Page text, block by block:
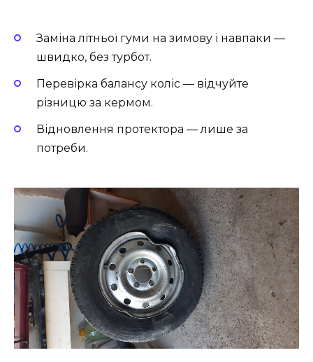
Заміна літньої гуми на зимову і навпаки —
швидко, без турбот.
Перевірка балансу коліс — відчуйте
різницю за кермом.
Відновлення протектора — лише за
потреби.